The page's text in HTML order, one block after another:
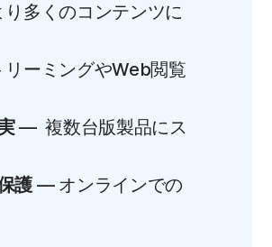
多くのコンテンツに
ーミングやWeb閲覧
— 複数台版製品にス
護 — オンラインでの